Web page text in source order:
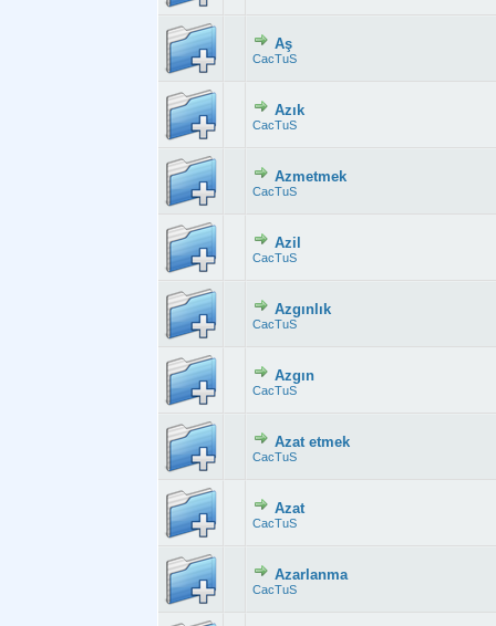
Aş
CacTuS
Azık
CacTuS
Azmetmek
CacTuS
Azil
CacTuS
Azgınlık
CacTuS
Azgın
CacTuS
Azat etmek
CacTuS
Azat
CacTuS
Azarlanma
CacTuS